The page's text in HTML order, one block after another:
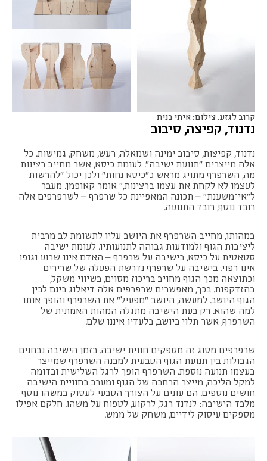
קרוב לגזע. צילום: איתי בנית
נדנוד, קפיצה, סיבוב
נדנוד, קפיצות, סיבוב ימינה ושמאלה, רעש, משחק, גמישות. כל
אלה מייצרים "תנועת ישיבה". לעומת כיסא, אשר מחייב רצינות
מה, השרפרף מתויג מראש כ"כיסא נחות" ולכן יכול "להרשות
לעצמו לא לקחת את עצמו ברצינות," אומר קאופמן. מעבר
ל"אי־משענת" – תכונה המאפיינת כל שרפרף – לשרפרפים אלה
רובד נוסף, רובד התנועה.
במהותו, מחייב השרפרף את היושב עליו לתשומת לב מרבית
ליציבות הגוף ולמודעות גבוהה לתנועותיו. לעומת ישיבה
סטאטית על כיסא, בישיבה על שרפרף – האדם אינו שרוע וגופו
אינו רפוי. בישיבה על שרפרף נדרשת הפעלה של שרירים
וכתוצאה מכך הגוף מחויב בריכוז מסוים, בשיווי משקל,
בהזדקפות. בכך, מאפשרים שרפרפים אלה דיאלוג בינם לבין
הגוף היושב. למעשה, היושב "מפעיל" את השרפרף והופך אותו
למה שהוא. רק בעת הישיבה מתגלה המהות האמתית של
השרפרף, אשר תלוי ביושב, בלעדיו איננו שלם.
שרפרפים מסוג זה מספקים חווית ישיבה. בזמן הישיבה נבחנים
הגבולות בין תנועת הגוף הטבעית למבנה השרפרף שמייצר
בעצמו תנועה נוספת. השרפרף הופך לרגל השלישית ובדומה
למקל הליכה, מייצר הרחבה של הגוף ומערב בחוויית הישיבה
חושים נוספים. הם עונים על הצורך הטבעי לעסוק במשהו נוסף
מלבד הישיבה: לנדנד רגל, לרקוע, לטפוח על משהו. חלקם אפילו
מספקים עיסוק לידיים, משחק של ממש.